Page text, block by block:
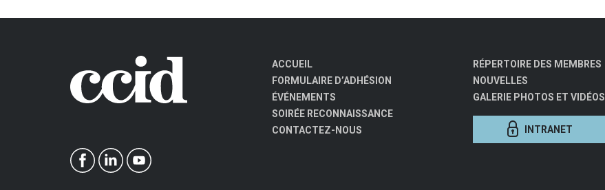
ACCUEIL
FORMULAIRE D’ADHÉSION
ÉVÉNEMENTS
SOIRÉE RECONNAISSANCE
CONTACTEZ-NOUS
RÉPERTOIRE DES MEMBRES
NOUVELLES
GALERIE PHOTOS ET VIDÉOS
INTRANET